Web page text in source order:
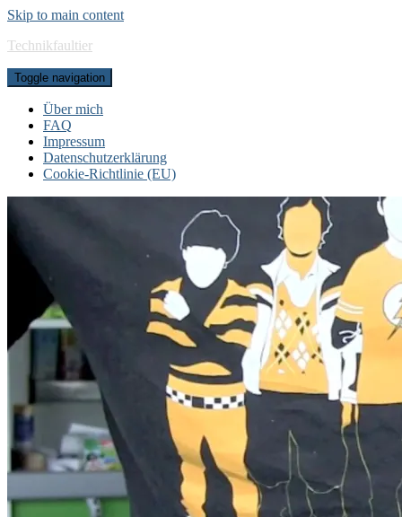
Skip to main content
Technikfaultier
Toggle navigation
Über mich
FAQ
Impressum
Datenschutzerklärung
Cookie-Richtlinie (EU)